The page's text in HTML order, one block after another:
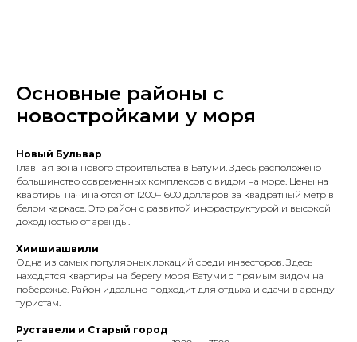
Основные районы с
новостройками у моря
Новый Бульвар
Главная зона нового строительства в Батуми. Здесь расположено
большинство современных комплексов с видом на море. Цены на
квартиры начинаются от 1200–1600 долларов за квадратный метр в
белом каркасе. Это район с развитой инфраструктурой и высокой
доходностью от аренды.
Химшиашвили
Одна из самых популярных локаций среди инвесторов. Здесь
находятся квартиры на берегу моря Батуми с прямым видом на
побережье. Район идеально подходит для отдыха и сдачи в аренду
туристам.
Руставели и Старый город